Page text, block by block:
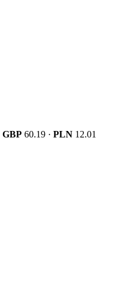
GBP 60.19 · PLN 12.01